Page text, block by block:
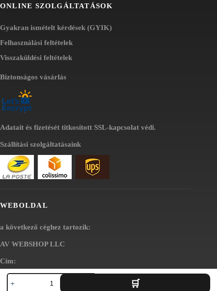
Mathila,
ONLINE SZOLGÁLTATÁSOK
Gyakran ismételt kérdések (GYIK)
Felhasználási feltételek
Visszaküldési feltételek
Biztonságos vásárlás
Adatait és fizetését titkosított SSL-kapcsolat védi.
Szállítási szolgáltatásaink
WEBOLDAL
a következő céghez tartozik:
AV WEBSHOP LLC
Cím:
1111B S Governors Ave STE 81890